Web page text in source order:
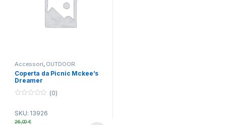
Accessori, OUTDOOR
Coperta da Picnic Mckee’s
Dreamer
u
t
(0)
SKU: 13926
26,00€